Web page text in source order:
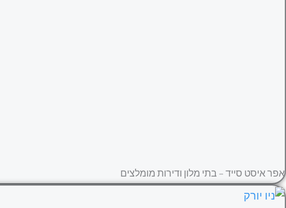
אפר איסט סייד – בתי מלון ודירות מומלצים